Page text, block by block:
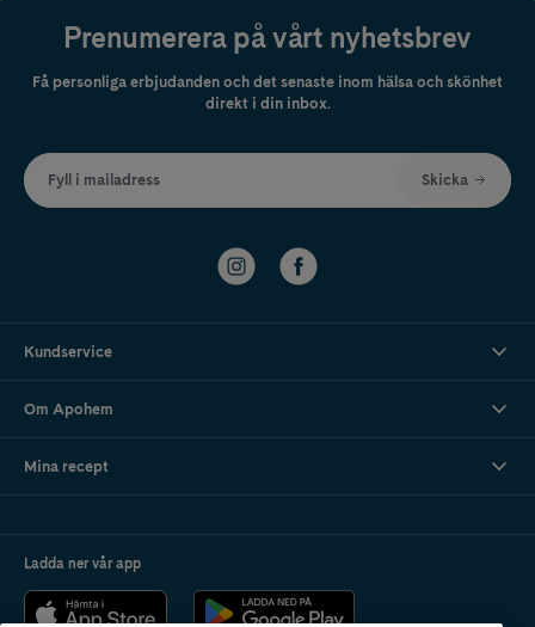
Prenumerera på vårt nyhetsbrev
Få personliga erbjudanden och det senaste inom hälsa och skönhet
direkt i din inbox.
Fyll i mailadress Skicka
Kundservice
Om Apohem
Mina recept
Ladda ner vår app